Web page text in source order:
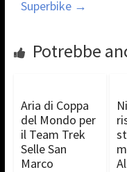
Superbike →
Potrebbe
Aria di Coppa
del Mondo per
il Team Trek
Selle San
Marco